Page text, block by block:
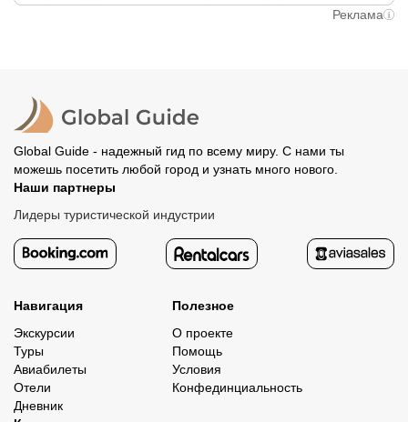
путешественники не заняли ваше место. После этого
организатору напрямую не требуется.
При отмене за 48 часов или раньше мы вернем всюРеклама
Global Guide - надежный гид по всему миру. С нами ты
можешь посетить любой город и узнать много нового.
Наши партнеры
Лидеры туристической индустрии
Навигация
Экскурсии
Туры
Авиабилеты
Отели
Дневник
Полезное
О проекте
Помощь
Условия
Конфединциальность